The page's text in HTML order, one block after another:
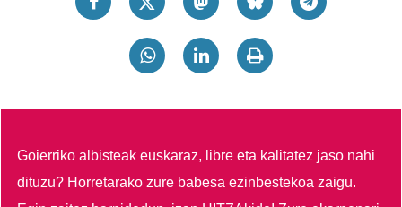
Goierriko albisteak euskaraz, libre eta kalitatez jaso nahi
dituzu? Horretarako zure babesa ezinbestekoa zaigu.